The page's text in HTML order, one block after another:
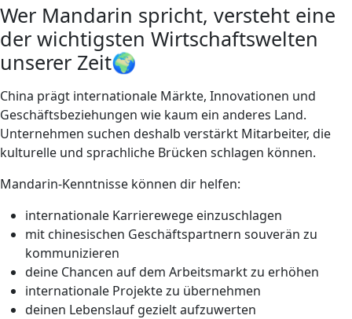
Wer Mandarin spricht, versteht eine
der wichtigsten Wirtschaftswelten
unserer Zeit🌍
China prägt internationale Märkte, Innovationen und
Geschäftsbeziehungen wie kaum ein anderes Land.
Unternehmen suchen deshalb verstärkt Mitarbeiter, die
kulturelle und sprachliche Brücken schlagen können.
Mandarin-Kenntnisse können dir helfen:
internationale Karrierewege einzuschlagen
mit chinesischen Geschäftspartnern souverän zu
kommunizieren
deine Chancen auf dem Arbeitsmarkt zu erhöhen
internationale Projekte zu übernehmen
deinen Lebenslauf gezielt aufzuwerten